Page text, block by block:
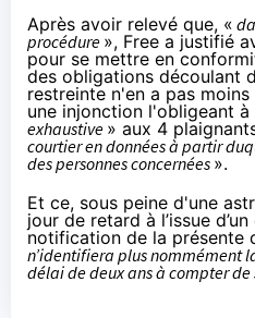
Après avoir relevé que, «
procédure », Free a justifié
pour se mettre en
des obligations découlant
restreinte n'en a pas
une injonction l'obligeant à
exhaustive » aux 4
courtier en données à partir
des personnes concernées ».
Et ce, sous peine d'une
jour de retard à l’issue
notification de la présente
n’identifiera plus nommément
délai de deux ans à compter